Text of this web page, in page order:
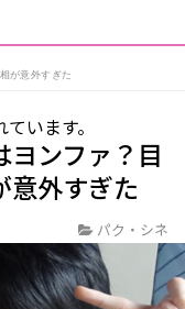
が意外すぎた
います。
ヨンファ？目
意外すぎた
パク・シネ